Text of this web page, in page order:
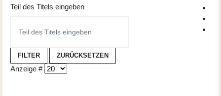
Teil des Titels eingeben
FILTER ZURÜCKSETZEN
Anzeige #